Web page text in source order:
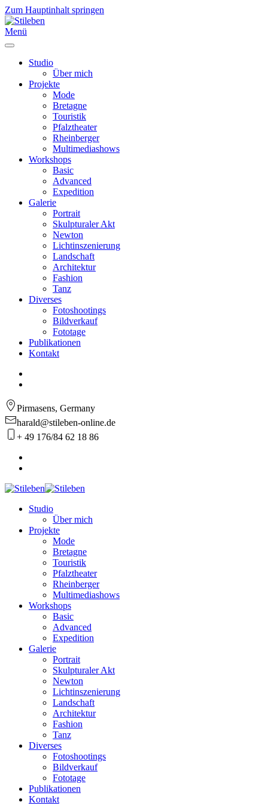
Zum Hauptinhalt springen
Menü
Studio
Über mich
Projekte
Mode
Bretagne
Touristik
Pfalztheater
Rheinberger
Multimediashows
Workshops
Basic
Advanced
Expedition
Galerie
Portrait
Skulpturaler Akt
Newton
Lichtinszenierung
Landschaft
Architektur
Fashion
Tanz
Diverses
Fotoshootings
Bildverkauf
Fototage
Publikationen
Kontakt
Pirmasens, Germany
harald@stileben-online.de
+ 49 176/84 62 18 86
Studio
Über mich
Projekte
Mode
Bretagne
Touristik
Pfalztheater
Rheinberger
Multimediashows
Workshops
Basic
Advanced
Expedition
Galerie
Portrait
Skulpturaler Akt
Newton
Lichtinszenierung
Landschaft
Architektur
Fashion
Tanz
Diverses
Fotoshootings
Bildverkauf
Fototage
Publikationen
Kontakt